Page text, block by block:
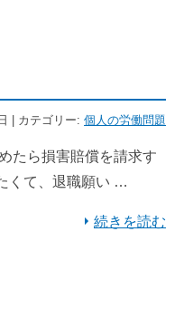
| カテゴリー: 個人の労働問題
たら損害賠償を請求す
くて、退職願い …
続きを読む